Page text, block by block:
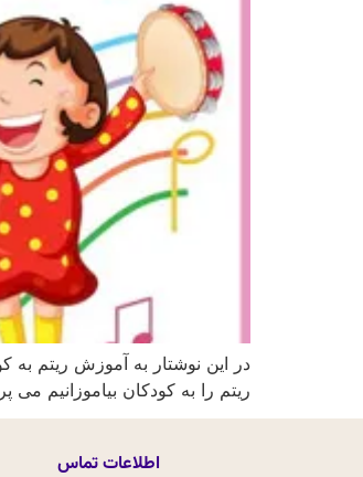
در این نوشتار به آموزش ریتم به
ریتم را به کودکان بیاموزانیم می
اطلاعات تماس